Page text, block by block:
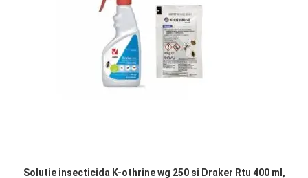
Solutie insecticida K-othrine wg 250 si Draker Rtu 400 ml,